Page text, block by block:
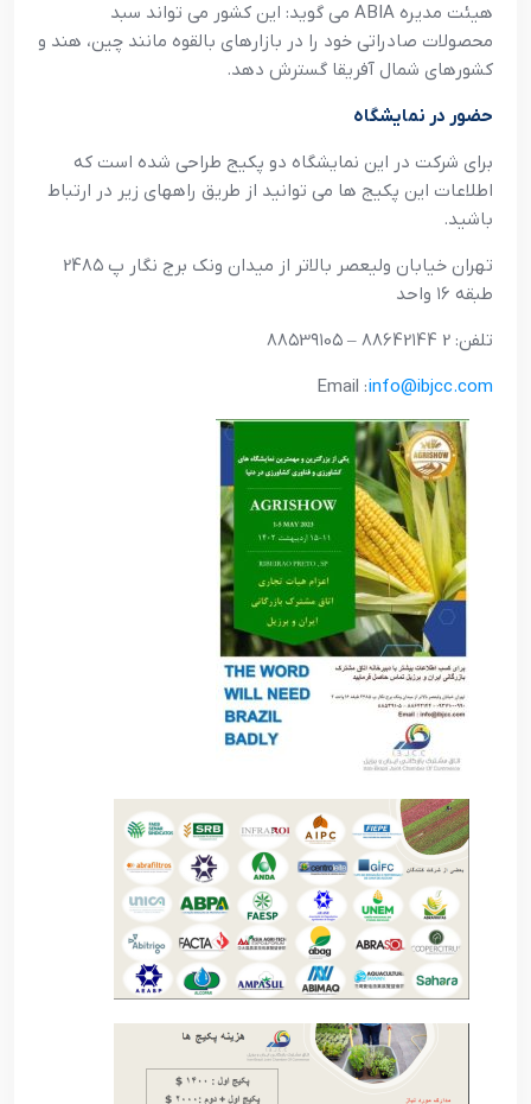
هيئت مديره ABIA مي گويد: اين کشور مي تواند سبد
محصولات صادراتي خود را در بازارهاي بالقوه مانند چين، هند و
کشورهاي شمال آفريقا گسترش دهد.
حضور در نمايشگاه
براي شرکت در اين نمايشگاه دو پکيج طراحي شده است که
اطلاعات اين پکيج ها مي توانيد از طريق راههاي زير در ارتباط
باشيد.
تهران خيابان وليعصر بالاتر از ميدان ونک برج نگار پ 24۸۵
طبقه ۱۶ واحد
تلفن: 2 ۸۸۶42۱44 – ۸۸۵3۹۱0۵
Email :info@ibjcc.com